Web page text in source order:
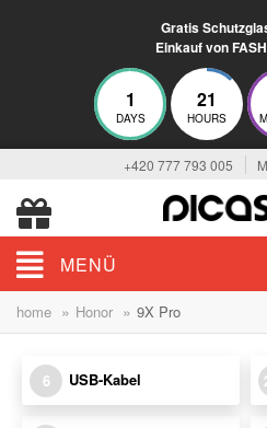
Gratis
Einkauf von
1
DAYS
21
HOURS
+420 777 793 005
MENÜ
home » Honor » 9X Pro
6 USB-Kabel